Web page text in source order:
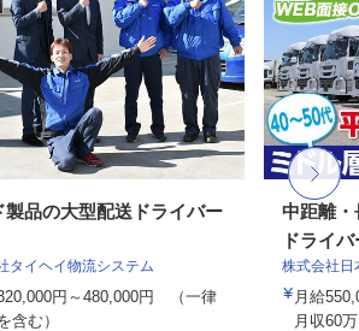
製品の大型配送ドライバー
タイヘイ物流システム
円～480,000円 （一律
含む）
中距離・
ドライバ
株式会社日
月給
月収60